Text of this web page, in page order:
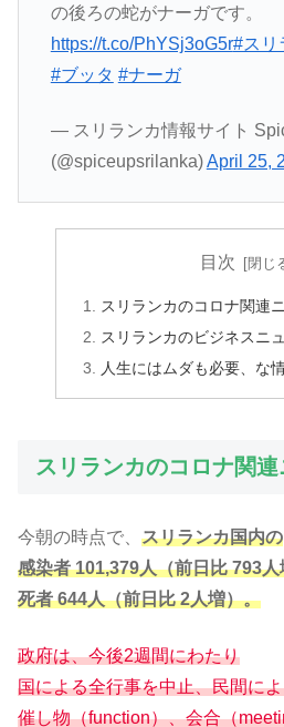
の後ろの蛇がナーガです。
https://t.co/PhYSj3oG5r#スリ
#ブッタ #ナーガ
— スリランカ情報サイト
(@spiceupsrilanka)April 25,
目次
スリランカのコロナ関連
スリランカのビジネスニ
人生にはムダも必要、な
スリランカのコロナ関連
今朝の時点で、 スリランカ国内の
感染者 101,379人（前日比 793人
死者 644人（前日比 2人増）。
政府は、今後2週間にわたり
国による全行事を中止、民間に
催し物（function）、会合（